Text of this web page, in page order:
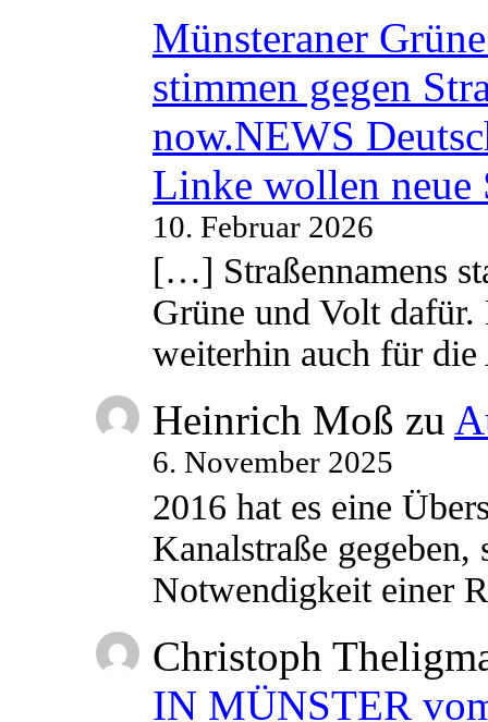
Münsteraner
stimmen gegen
now.NEWS
Linke wollen neue
10. Februar 2026
[…] Straßennamens
Grüne und Volt
weiterhin auch für
Heinrich Moß zu
6. November 2025
2016 hat es eine
Kanalstraße
Notwendigkeit einer
Christoph
IN MÜNSTER